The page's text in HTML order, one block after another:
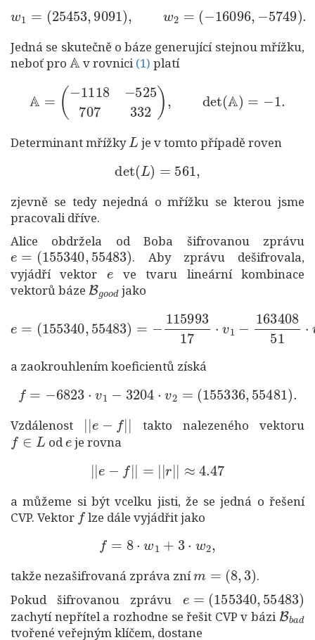
w 1=(25453,9091 2=( −16096,−5749).
Jedná se skutečně o báze generující stejnou mřížku,
neboť pro
A
v rovnici (1)
(1)
platí
=( 1118 525707
Determinant mřížky
L
je v tomto případě roven
det(L =561,
zjevně se tedy nejedná o mřížku se kterou jsme
pracovali dříve.
Alice obdržela od Boba šifrovanou zprávu
e=(155340,55483)
. Aby zprávu dešifrovala,
vyjádří vektor
e
ve tvaru lineární kombinace
vektorů báze
B o d
jako
11599317⋅v1 16340851⋅v2
a zaokrouhlením koeficientů získá
f −6823 v1 3204⋅ 2= 155336,55481).
Vzdálenost
| ||
takto nalezeného vektoru
f∈L
od
e
je rovna
|| f||=||r| |≈ 4.47
a můžeme si být vcelku jisti, že se jedná o řešení
CVP. Vektor
f
lze dále vyjádřit jako
f= 8 ⋅w1 +3 w 2,
takže nezašifrovaná zpráva zní
,3
.
Pokud šifrovanou zprávu
155340,55483)
zachytí nepřítel a rozhodne se řešit CVP v bázi
Bba
tvořené veřejným klíčem, dostane